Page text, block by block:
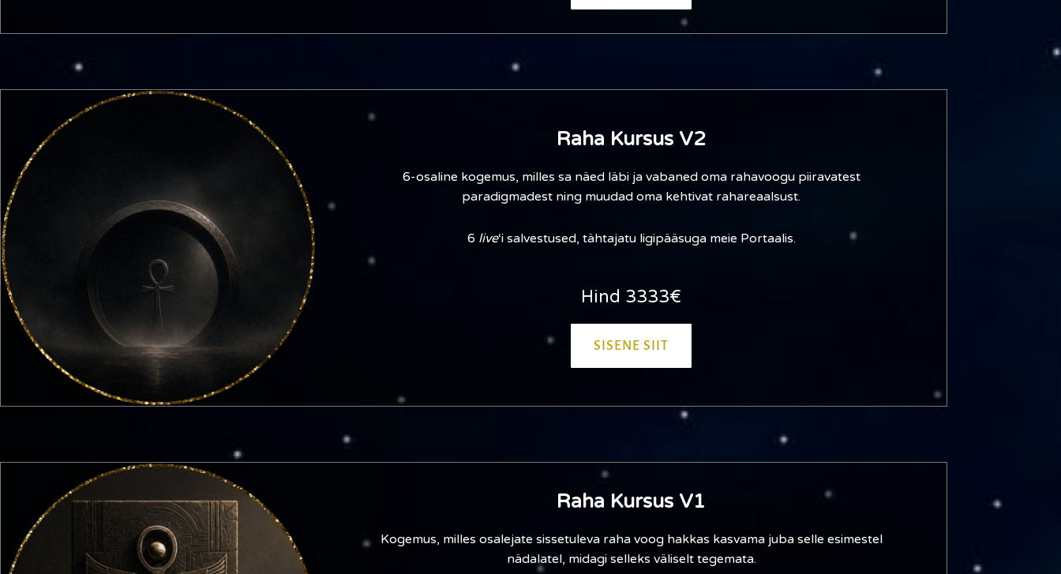
Raha Kursus V2
6-osaline kogemus, milles sa näed läbi ja vabaned oma rahavoogu piiravatest
paradigmadest ning muudad oma kehtivat rahareaalsust.
6 live‘i salvestused, tähtajatu ligipääsuga meie Portaalis.
Hind 3333€
SISENE SIIT
Raha Kursus V1
Kogemus, milles osalejate sissetuleva raha voog hakkas kasvama juba selle esimestel
nädalatel, midagi selleks väliselt tegemata.